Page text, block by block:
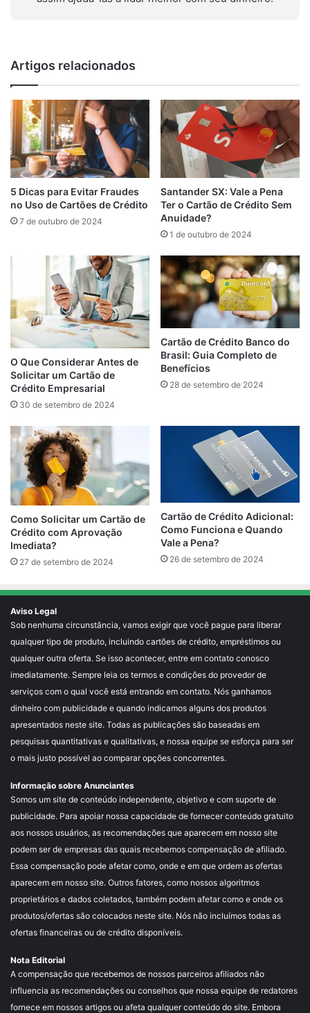
Artigos relacionados
5 Dicas para Evitar Fraudes
no Uso de Cartões de Crédito
7 de outubro de 2024
Santander SX: Vale a Pena
Ter o Cartão de Crédito Sem
Anuidade?
1 de outubro de 2024
O Que Considerar Antes de
Solicitar um Cartão de
Crédito Empresarial
30 de setembro de 2024
Cartão de Crédito Banco do
Brasil: Guia Completo de
Benefícios
28 de setembro de 2024
Como Solicitar um Cartão de
Crédito com Aprovação
Imediata?
27 de setembro de 2024
Cartão de Crédito Adicional:
Como Funciona e Quando
Vale a Pena?
26 de setembro de 2024
Aviso Legal
Sob nenhuma circunstância, vamos exigir que você pague para liberar
qualquer tipo de produto, incluindo cartões de crédito, empréstimos ou
qualquer outra oferta. Se isso acontecer, entre em contato conosco
imediatamente. Sempre leia os termos e condições do provedor de
serviços com o qual você está entrando em contato. Nós ganhamos
dinheiro com publicidade e quando indicamos alguns dos produtos
apresentados neste site. Todas as publicações são baseadas em
pesquisas quantitativas e qualitativas, e nossa equipe se esforça para ser
o mais justo possível ao comparar opções concorrentes.
Informação sobre Anunciantes
Somos um site de conteúdo independente, objetivo e com suporte de
publicidade. Para apoiar nossa capacidade de fornecer conteúdo gratuito
aos nossos usuários, as recomendações que aparecem em nosso site
podem ser de empresas das quais recebemos compensação de afiliado.
Essa compensação pode afetar como, onde e em que ordem as ofertas
aparecem em nosso site. Outros fatores, como nossos algoritmos
proprietários e dados coletados, também podem afetar como e onde os
produtos/ofertas são colocados neste site. Nós não incluímos todas as
ofertas financeiras ou de crédito disponíveis.
Nota Editorial
A compensação que recebemos de nossos parceiros afiliados não
influencia as recomendações ou conselhos que nossa equipe de redatores
fornece em nossos artigos ou afeta qualquer conteúdo do site. Embora